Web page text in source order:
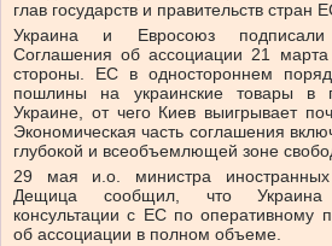
глав государств и правительств стран
Украина и Евросоюз подписали
Соглашения об ассоциации 21 марта
стороны. ЕС в одностороннем
пошлины на украинские товары в
Украине, от чего Киев выигрывает
Экономическая часть соглашения
глубокой и всеобъемлющей зоне
29 мая и.о. министра
Дещица сообщил, что Украина
консультации с ЕС по оперативному
об ассоциации в полном объеме.